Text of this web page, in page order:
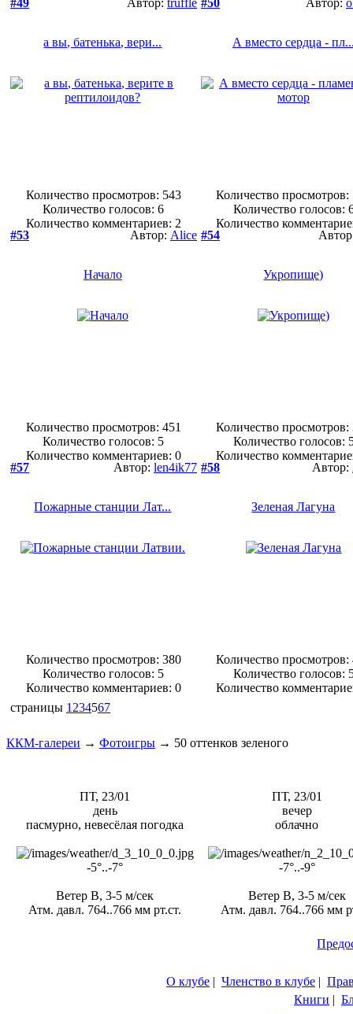
#49 Автор: truffle
а вы, батенька, вери...
Количество просмотров: 543
Количество голосов:6
Количество комментариев: 2
#50 Автор:
А вместо сердца -
Количество просмотров:
Количество голосов:
Количество
#53
Автор: Alice
Начало
Количество просмотров: 451
Количество голосов: 5
Количество комментариев: 0
#54
Укропище)
Количество просмотров:
Количество голосов:
Количество
#57
Автор: len4ik77
Пожарные станции Лат...
Количество просмотров: 380
Количество голосов: 5
Количество комментариев: 0
#58 Автор:
Зеленая Лагуна
Количество просмотров:
Количество голосов:
Количество
страницы 1 234567
ККМ-галереи → Фотоигры → 50 оттенков зеленого
ПТ, 23/01
день
пасмурно, невесёлая погодка
-5°..-7°
Ветер В, 3-5 м/сек
Атм. давл. 764..766 мм рт.ст.
ПТ, 23/01
вечер
облачно
-7°..-9°
Ветер В, 3-5 м/сек
Атм. давл. 764..766 мм
О клубе | Членство в клубе |
Книги |